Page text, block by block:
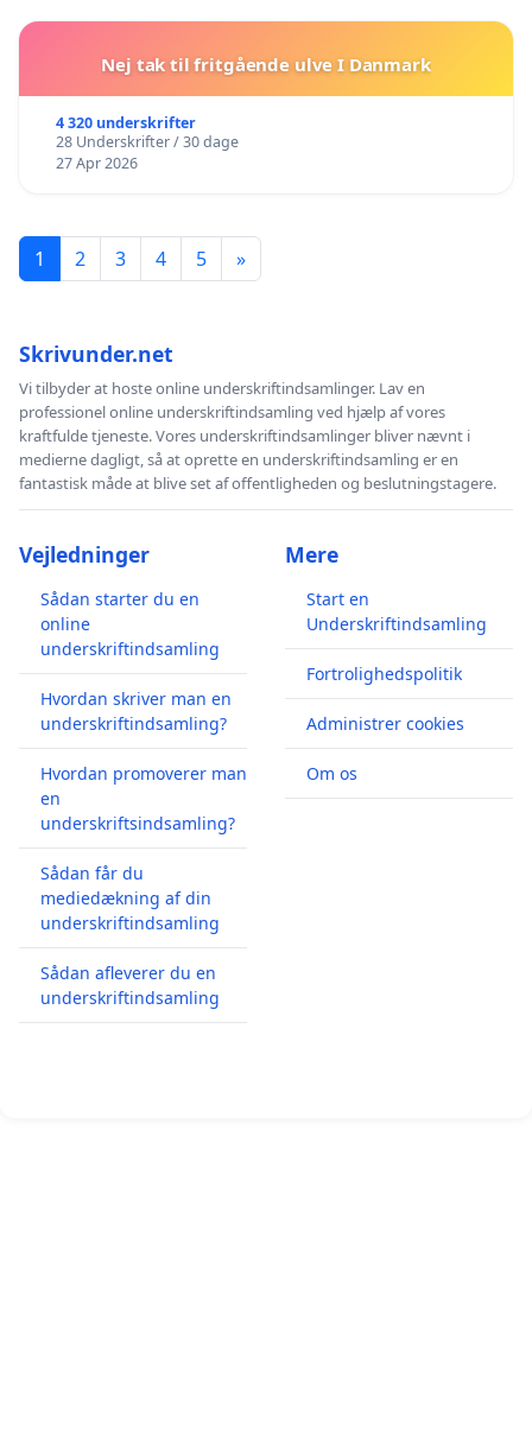
Nej tak til fritgående ulve I Danmark
4 320 underskrifter
28 Underskrifter / 30 dage
27 Apr 2026
1 2 3 4 5 »
Skrivunder.net
Vi tilbyder at hoste online underskriftindsamlinger. Lav en
professionel online underskriftindsamling ved hjælp af vores
kraftfulde tjeneste. Vores underskriftindsamlinger bliver nævnt i
medierne dagligt, så at oprette en underskriftindsamling er en
fantastisk måde at blive set af offentligheden og beslutningstagere.
Vejledninger
Sådan starter du en
online
underskriftindsamling
Hvordan skriver man en
underskriftindsamling?
Hvordan promoverer man
en
underskriftsindsamling?
Sådan får du
mediedækning af din
underskriftindsamling
Sådan afleverer du en
underskriftindsamling
Mere
Start en
Underskriftindsamling
Fortrolighedspolitik
Administrer cookies
Om os